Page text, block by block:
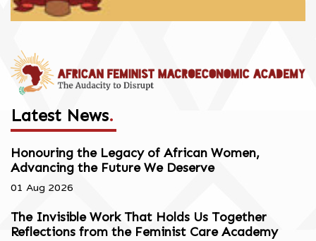
Latest News.
Honouring the Legacy of African Women,
Advancing the Future We Deserve
01 Aug 2026
The Invisible Work That Holds Us Together
Reflections from the Feminist Care Academy